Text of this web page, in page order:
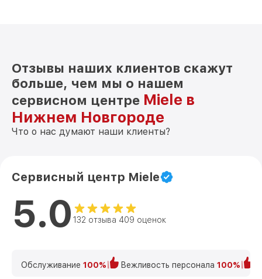
Отзывы наших клиентов скажут
больше, чем мы о нашем
сервисном центре Miele в
Нижнем Новгороде
Что о нас думают наши клиенты?
Сервисный центр Miele
5.0 132 отзыва 409 оценок
Обслуживание 100% Вежливость персонала 100%